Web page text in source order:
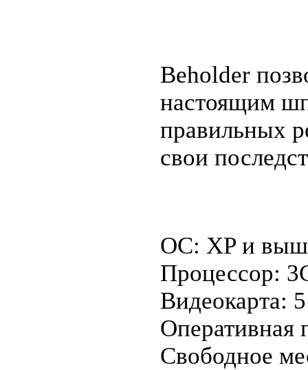
Beholder
настоящим
правильных
свои
OC: XP и
Процессор:
Видеокарта:
Оперативная
Свободное